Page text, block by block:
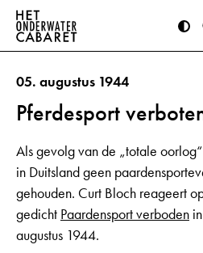
05. augustus 1944
Pferdesport
Als gevolg van de „totale
in Duitsland geen
gehouden. Curt Bloch reageert
gedicht Paardensport verboden
augustus 1944.